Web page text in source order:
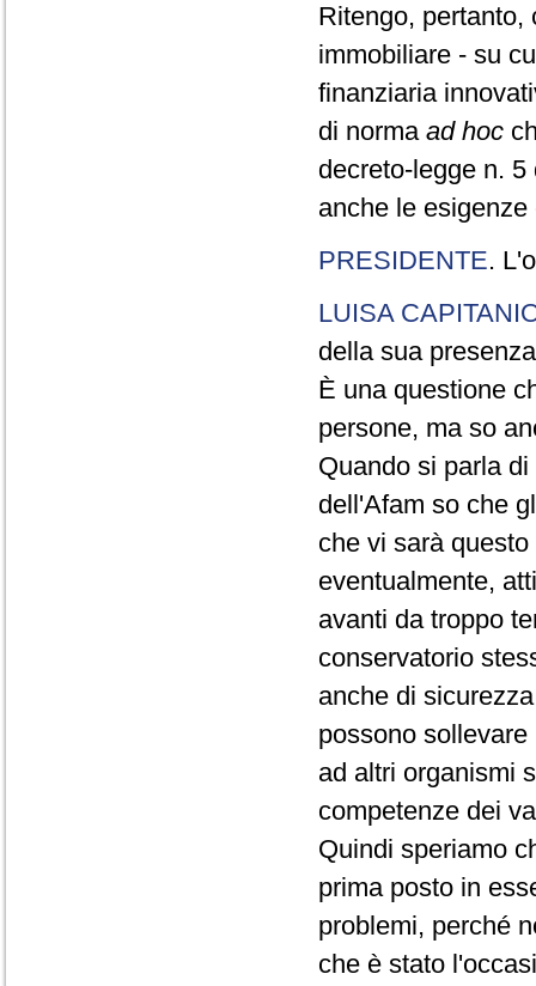
Ritengo, pertanto,
immobiliare - su
finanziaria
di norma ad hoc
decreto-legge n.
anche le
PRESIDENTE.
LUISA
della sua
È una questione
persone, ma so
Quando si parla
dell'Afam so che
che vi sarà
eventualmente,
avanti da troppo
conservatorio
anche di
possono
ad altri organismi
competenze dei
Quindi speriamo
prima posto in
problemi, perché
che è stato